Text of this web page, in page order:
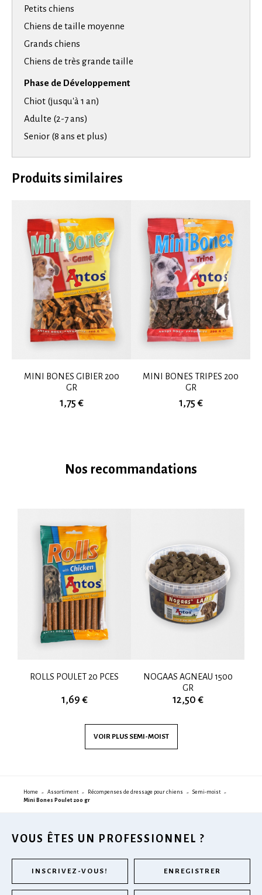
Petits chiens
Chiens de taille moyenne
Grands chiens
Chiens de très grande taille
Phase de Développement
Chiot (jusqu'à 1 an)
Adulte (2-7 ans)
Senior (8 ans et plus)
Produits similaires
MINI BONES GIBIER 200
GR
1,75 €
MINI BONES TRIPES 200
GR
1,75 €
Nos recommandations
ROLLS POULET 20 PCES
1,69 €
NOGAAS AGNEAU 1500
GR
12,50 €
VOIR PLUSSEMI-MOIST
Home Assortiment Récompenses de dressage pour chiens
Semi-moist
Mini Bones Poulet 200 gr
VOUS ÊTES UN PROFESSIONNEL ?
INSCRIVEZ-VOUS! ENREGISTRER